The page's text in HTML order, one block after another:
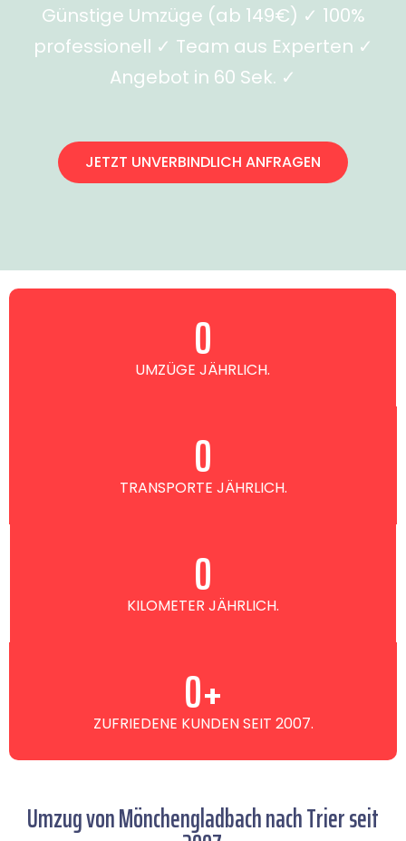
Günstige Umzüge (ab 149€) ✓ 100%
professionell ✓ Team aus Experten ✓
Angebot in 60 Sek. ✓
JETZT UNVERBINDLICH ANFRAGEN
UMZÜGE JÄHRLICH.
0
TRANSPORTE JÄHRLICH.
0
KILOMETER JÄHRLICH.
0
ZUFRIEDENE KUNDEN SEIT 2007.
0+
Umzug von Mönchengladbach nach Trier seit